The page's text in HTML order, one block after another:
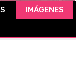
CÓMICSIMÁGENES